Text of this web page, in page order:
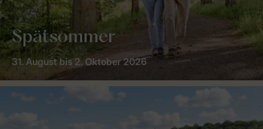
Spätsommer
31. August bis 2. Oktober 2026